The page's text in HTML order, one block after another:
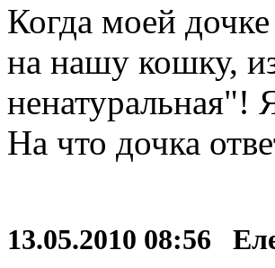
Когда моей
на нашу кошку,
ненатуральная"!
На что дочка
13.05.2010 08:56